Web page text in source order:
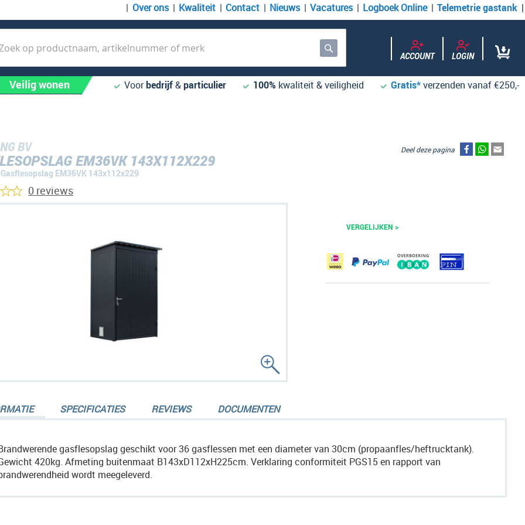
Over ons Kwaliteit Contact Nieuws Vacatures Logboek Online Telemetrie gastank
Zoek ACCOUNT LOGIN
Veilig wonen Voorbedrijf&particulier 100% kwaliteit & veiligheid Gratis*verzenden vanaf €250,-
BV
EM36VK 143X112X229
Gasflesopslag EM36VK 143x112x229
VERGELIJKEN >
Deel deze pagina
0 reviews
gasflesopslag geschikt voor 36 gasflessen met een diameter van 30cm (propaanfles/heftrucktank).
420kg. Afmeting buitenmaat B143xD112xH225cm. Verklaring conformiteit PGS15 en rapport van
wordt meegeleverd.
SPECIFICATIES REVIEWS DOCUMENTEN